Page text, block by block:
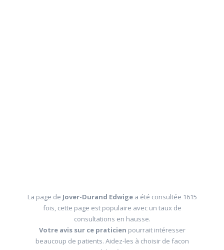
La page de Jover-Durand Edwige a été consultée 1615
fois, cette page est populaire avec un taux de
consultations en hausse.
Votre avis sur ce praticien pourrait intéresser
beaucoup de patients. Aidez-les à choisir de facon